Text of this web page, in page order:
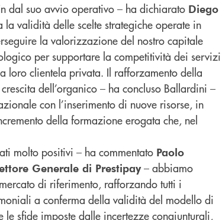
dal suo avvio operativo – ha dichiarato Diego
validità delle scelte strategiche operate in
la valorizzazione del nostro capitale
per supportare la competitività dei servizi
loro clientela privata. Il rafforzamento della
dell’organico – ha concluso Ballardini –
con l’inserimento di nuove risorse, in
della formazione erogata che, nel
molto positivi – ha commentato Paolo
Generale di Prestipay– abbiamo
di riferimento, rafforzando tutti i
a conferma della validità del modello di
sfide imposte dalle incertezze congiunturali,